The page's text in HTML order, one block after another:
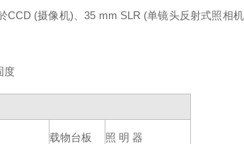
CCD (摄像机)、35 mm SLR (单镜头反射式照相
度
载物台板 照 明 器